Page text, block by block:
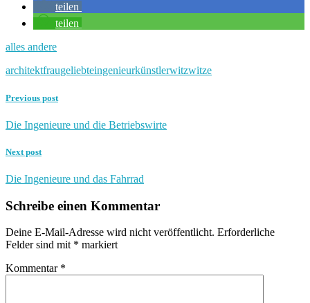
teilen
teilen
alles andere
architektfraugeliebteingenieurkünstlerwitzwitze
Previous post
Die Ingenieure und die Betriebswirte
Next post
Die Ingenieure und das Fahrrad
Schreibe einen Kommentar
Deine E-Mail-Adresse wird nicht veröffentlicht. Erforderliche
Felder sind mit * markiert
Kommentar *